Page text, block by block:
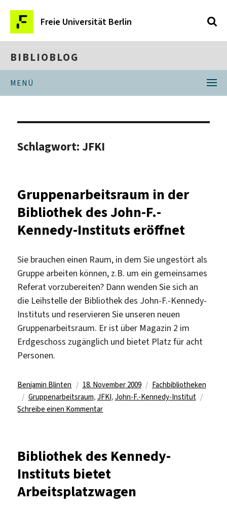
Freie Universität Berlin
BIBLIOBLOG
MENÜ
Schlagwort: JFKI
Gruppenarbeitsraum in der
Bibliothek des John-F.-
Kennedy-Instituts eröffnet
Sie brauchen einen Raum, in dem Sie ungestört als
Gruppe arbeiten können, z.B. um ein gemeinsames
Referat vorzubereiten? Dann wenden Sie sich an
die Leihstelle der Bibliothek des John-F.-Kennedy-
Instituts und reservieren Sie unseren neuen
Gruppenarbeitsraum. Er ist über Magazin 2 im
Erdgeschoss zugänglich und bietet Platz für acht
Personen.
Autor
Benjamin Blinten
Veröffentlicht
am
18. November 2009 Kategorien
Fachbibliotheken
Schlagwörter
Gruppenarbeitsraum, JFKI, John-F.-Kennedy-Institut
Schreibe einen Kommentarzu
Bibliothek
des
John-
F.-
Bibliothek des Kennedy-
Instituts bietet
Arbeitsplatzwagen